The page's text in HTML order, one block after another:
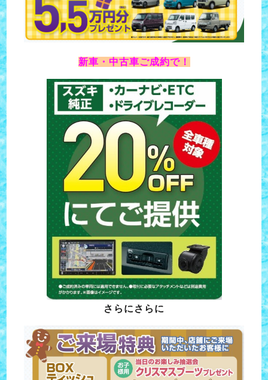
新車・中古車ご成約で！
さらにさらに